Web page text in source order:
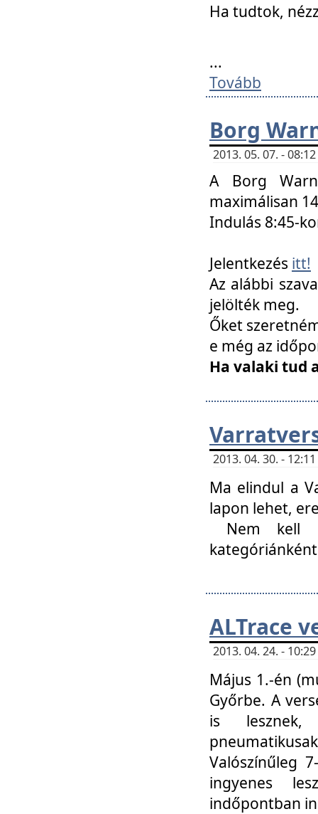
Ha tudtok,
...
Tovább
Borg
2013. 05. 07. -
A Borg
maximálisan
Indulás 8:45-
Jelentkezés itt!
Az alábbi
jelölték meg.
Őket
e még az
Ha valaki tud
2013. 04. 30. -
Ma elindul a
lapon lehet,
Nem kell
ALTrace
2013. 04. 24. -
Május 1.-én
Győrbe. A
is lesznek,
Valószínűleg
ingyenes
indőpontban